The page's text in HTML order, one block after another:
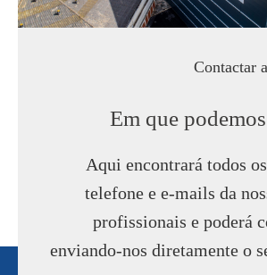
Contactar
Em que
Aqui encontrará todos
telefone e e-mails da
profissionais e poderá
enviando-nos diretamente o